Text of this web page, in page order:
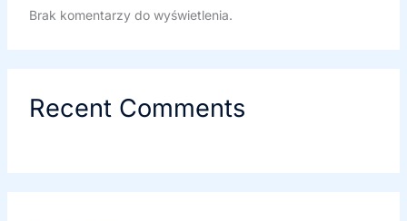
Brak komentarzy do wyświetlenia.
Recent Comments